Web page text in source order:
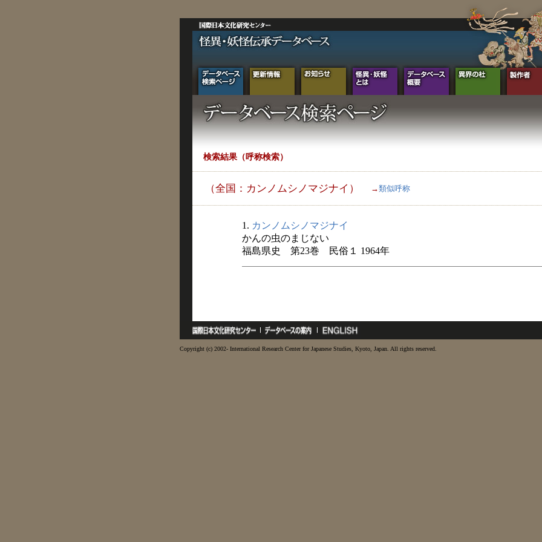
検索結果（呼称検索）
（全国：カンノムシノマジナイ） →類似呼称
1. カンノムシノマジナイ
かんの虫のまじない
福島県史 第23巻 民俗１ 1964年
Copyright (c) 2002- International Research Center for Japanese Studies, Kyoto, Japan. All rights reserved.